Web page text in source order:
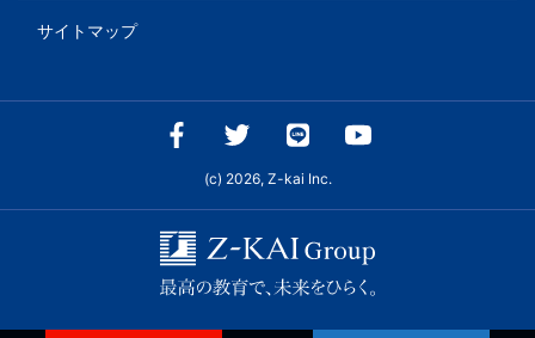
サイトマップ
(c) 2026, Z-kai Inc.